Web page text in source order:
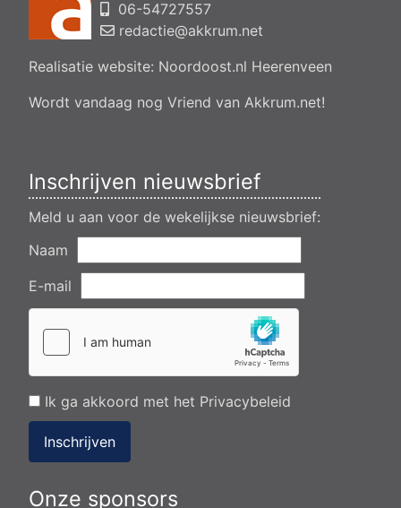
Aanvraag omgevingsvergunning, bouwen van een
bedrijfsverzamelgebouw, spikerboor naast nummer 11-1
Aanvraag omgevingsvergunning wateractiviteit wf-1009518
van een transformatorstation project nulelie Akkrum nabij de
06-54727557
redactie@akkrum.net
Realisatie website: Noordoost.nl Heerenveen
Wordt vandaag nog Vriend van Akkrum.net!
Inschrijven nieuwsbrief
Meld u aan voor de wekelijkse nieuwsbrief:
Naam
E-mail
Ik ga akkoord met het Privacybeleid
Inschrijven
Onze sponsors